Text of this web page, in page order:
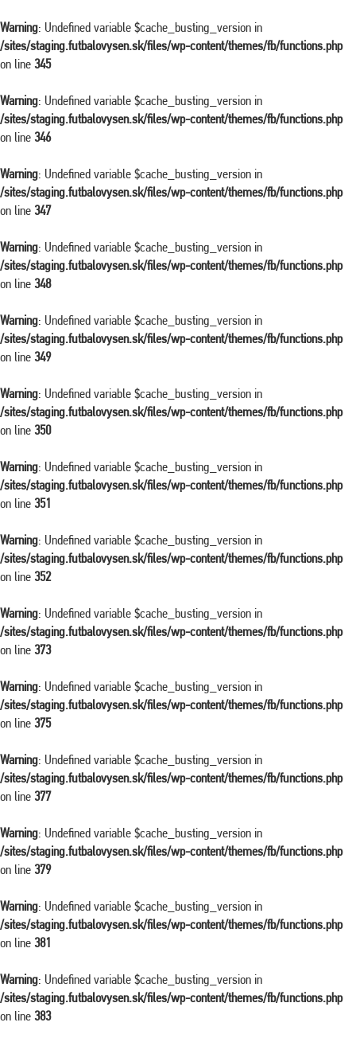
Warning: Undefined variable $cache_busting_version in
/sites/staging.futbalovysen.sk/files/wp-content/themes/fb/functions.php
on line 345
Warning: Undefined variable $cache_busting_version in
/sites/staging.futbalovysen.sk/files/wp-content/themes/fb/functions.php
on line 346
Warning: Undefined variable $cache_busting_version in
/sites/staging.futbalovysen.sk/files/wp-content/themes/fb/functions.php
on line 347
Warning: Undefined variable $cache_busting_version in
/sites/staging.futbalovysen.sk/files/wp-content/themes/fb/functions.php
on line 348
Warning: Undefined variable $cache_busting_version in
/sites/staging.futbalovysen.sk/files/wp-content/themes/fb/functions.php
on line 349
Warning: Undefined variable $cache_busting_version in
/sites/staging.futbalovysen.sk/files/wp-content/themes/fb/functions.php
on line 350
Warning: Undefined variable $cache_busting_version in
/sites/staging.futbalovysen.sk/files/wp-content/themes/fb/functions.php
on line 351
Warning: Undefined variable $cache_busting_version in
/sites/staging.futbalovysen.sk/files/wp-content/themes/fb/functions.php
on line 352
Warning: Undefined variable $cache_busting_version in
/sites/staging.futbalovysen.sk/files/wp-content/themes/fb/functions.php
on line 373
Warning: Undefined variable $cache_busting_version in
/sites/staging.futbalovysen.sk/files/wp-content/themes/fb/functions.php
on line 375
Warning: Undefined variable $cache_busting_version in
/sites/staging.futbalovysen.sk/files/wp-content/themes/fb/functions.php
on line 377
Warning: Undefined variable $cache_busting_version in
/sites/staging.futbalovysen.sk/files/wp-content/themes/fb/functions.php
on line 379
Warning: Undefined variable $cache_busting_version in
/sites/staging.futbalovysen.sk/files/wp-content/themes/fb/functions.php
on line 381
Warning: Undefined variable $cache_busting_version in
/sites/staging.futbalovysen.sk/files/wp-content/themes/fb/functions.php
on line 383